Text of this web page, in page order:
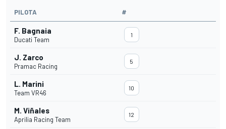
PILOTA #
F. Bagnaia
Ducati Team
1
J. Zarco
Pramac Racing
5
L. Marini
Team VR46
10
M. Viñales
Aprilia Racing Team
12